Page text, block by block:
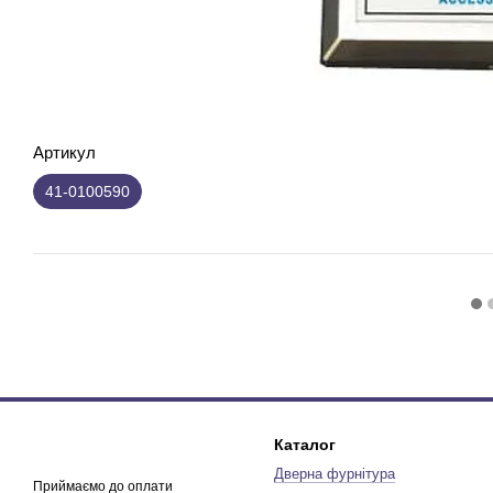
Артикул
41-0100590
Приймаємо до оплати
Каталог
Дверна фурнітура